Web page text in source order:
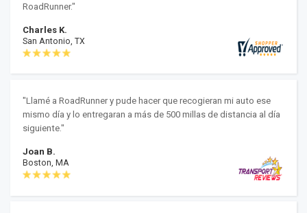
RoadRunner."
Charles K.
San Antonio, TX
"Llamé a RoadRunner y pude hacer que recogieran mi auto ese
mismo día y lo entregaran a más de 500 millas de distancia al día
siguiente."
Joan B.
Boston, MA